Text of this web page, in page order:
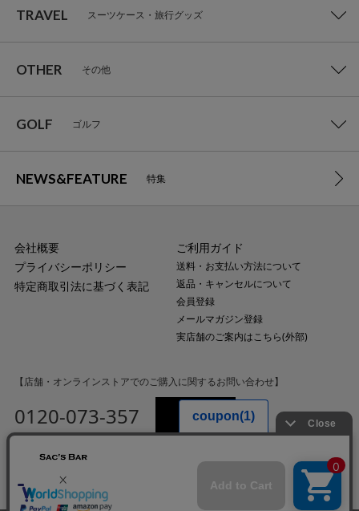
TRAVEL スーツケース・旅行グッズ
OTHER その他
GOLF ゴルフ
NEWS&FEATURE 特集
会社概要
プライバシーポリシー
特定商取引法に基づく表記
ご利用ガイド
送料・お支払い方法について
返品・キャンセルについて
会員登録
メールマガジン登録
実店舗のご案内はこちら(外部)
【店舗・オンラインストアでのご購入に関するお問い合わせ】
0120-073-357 MAIL
（土・日・祝日・年末年始を除く）